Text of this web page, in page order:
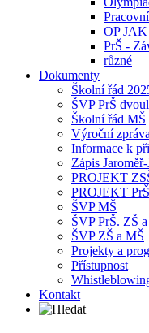
OP JAK
PrŠ -
různé
Dokumenty
Školní řád
ŠVP PrŠ
Školní řád MŠ
Výroční
Informace k
Zápis
PROJEKT
PROJEKT
ŠVP MŠ
ŠVP PrŠ. ZŠ
ŠVP ZŠ a MŠ
Projekty a
Přístupnost
Kontakt